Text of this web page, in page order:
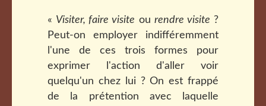
« Visiter, faire visite ou rendre visite ?
Peut-on employer indifféremment
l'une de ces trois formes pour
exprimer l'action d'aller voir
quelqu'un chez lui ? On est frappé
de la prétention avec laquelle